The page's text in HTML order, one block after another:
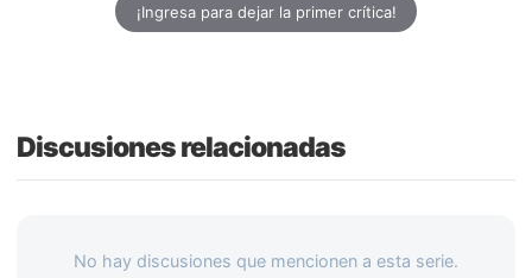
¡Ingresa para dejar la primer crítica!
Discusiones relacionadas
No hay discusiones que mencionen a esta serie.